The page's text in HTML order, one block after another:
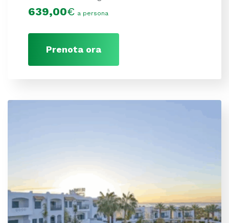
639,00€ a persona
Prenota ora